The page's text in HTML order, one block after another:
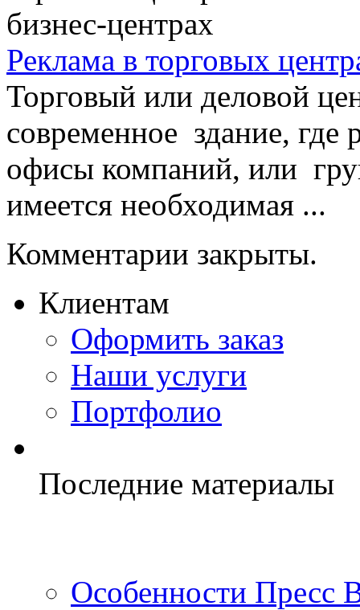
Реклама в торговых
Торговый или деловой
современное здание,
офисы компаний, или
имеется необходимая ...
Комментарии закрыты.
Клиентам
Оформить заказ
Наши услуги
Портфолио
Последние материалы
Особенности Пресс